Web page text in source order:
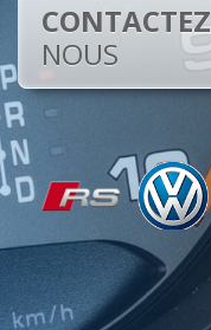
CONTACTEZ
NOUS